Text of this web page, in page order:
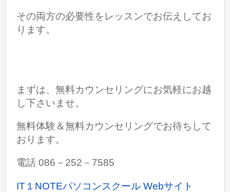
その両方の必要性をレッスンでお伝えしてお
ります。
まずは、無料カウンセリングにお気軽にお越
し下さいませ。
無料体験＆無料カウンセリングでお待ちして
おります。
電話 086－252－7585
IT１NOTEパソコンスクール Webサイト